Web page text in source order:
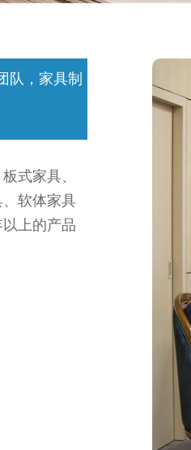
队，家具制
式家具、
软体家具
上的产品